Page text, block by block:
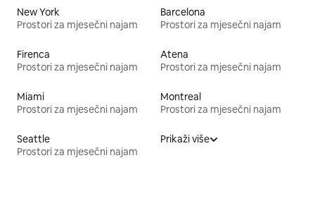
New York
Prostori za mjesečni najam
Barcelona
Prostori za mjesečni najam
Firenca
Prostori za mjesečni najam
Atena
Prostori za mjesečni najam
Miami
Prostori za mjesečni najam
Montreal
Prostori za mjesečni najam
Seattle
Prostori za mjesečni najam
Prikaži više